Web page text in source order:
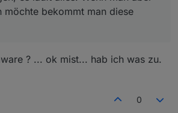
möchte bekommt man diese
? ... ok mist... hab ich was zu.
0